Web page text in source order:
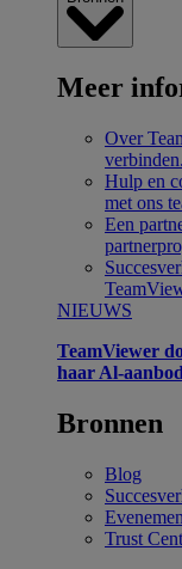
Meer
Over
verbinden.
Hulp en
met ons
Een
NIEUWS
TeamViewer
haar Al-
Bronnen
Blog
Trust